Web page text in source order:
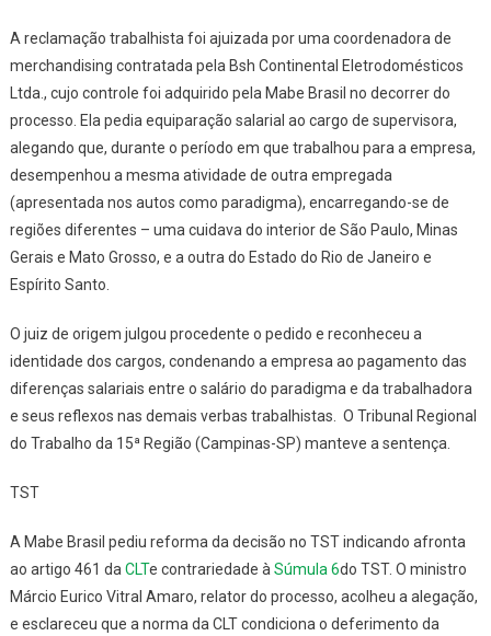
A reclamação trabalhista foi ajuizada por uma coordenadora de
merchandising contratada pela Bsh Continental Eletrodomésticos
Ltda., cujo controle foi adquirido pela Mabe Brasil no decorrer do
processo. Ela pedia equiparação salarial ao cargo de supervisora,
alegando que, durante o período em que trabalhou para a empresa,
desempenhou a mesma atividade de outra empregada
(apresentada nos autos como paradigma), encarregando-se de
regiões diferentes – uma cuidava do interior de São Paulo, Minas
Gerais e Mato Grosso, e a outra do Estado do Rio de Janeiro e
Espírito Santo.
O juiz de origem julgou procedente o pedido e reconheceu a
identidade dos cargos, condenando a empresa ao pagamento das
diferenças salariais entre o salário do paradigma e da trabalhadora
e seus reflexos nas demais verbas trabalhistas. O Tribunal Regional
do Trabalho da 15ª Região (Campinas-SP) manteve a sentença.
TST
A Mabe Brasil pediu reforma da decisão no TST indicando afronta
ao artigo 461 da CLTe contrariedade à Súmula 6do TST. O ministro
Márcio Eurico Vitral Amaro, relator do processo, acolheu a alegação,
e esclareceu que a norma da CLT condiciona o deferimento da